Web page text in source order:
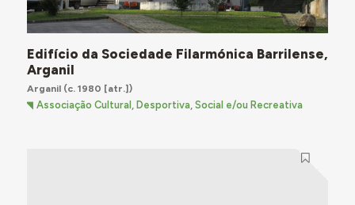
Edifício da Sociedade Filarmónica Barrilense,
Arganil
Arganil(c. 1980 [atr.])
Associação Cultural, Desportiva, Social e/ou Recreativa